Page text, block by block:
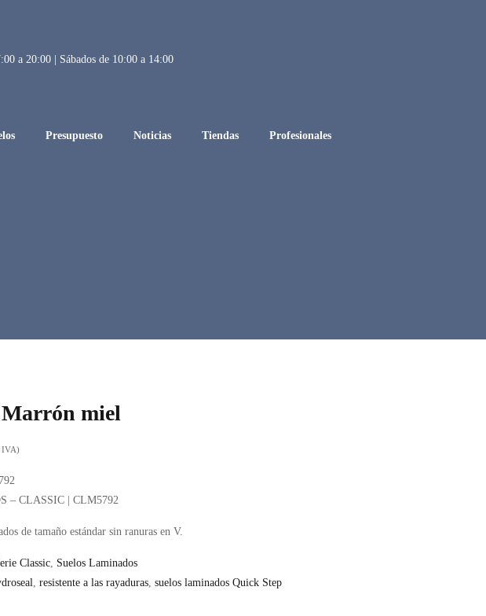
a 20:00 | Sábados de 10:00 a 14:00
Presupuesto Noticias Tiendas Profesionales
miel
IVA)
– CLASSIC | CLM5792
de tamaño estándar sin ranuras en V.
Classic, Suelos Laminados
, resistente a las rayaduras, suelos laminados Quick Step